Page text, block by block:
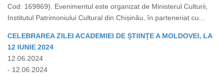
Cod: 169869). Evenimentul este organizat de Ministerul Culturii,
Institutul Patrimoniului Cultural din Chișinău, în parteneriat cu...
CELEBRAREA ZILEI ACADEMIEI DE ȘTIINȚE A MOLDOVEI, LA
12 IUNIE 2024
12.06.2024
- 12.06.2024